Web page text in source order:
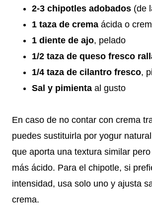
2-3 chipotles adobados (de
1 taza de crema ácida o
1 diente de ajo, pelado
1/2 taza de queso fresco
1/4 taza de cilantro fresco,
Sal y pimienta al gusto
En caso de no contar con crema
puedes sustituirla por yogur
que aporta una textura similar
más ácido. Para el chipotle, si
intensidad, usa solo uno y ajusta
crema.